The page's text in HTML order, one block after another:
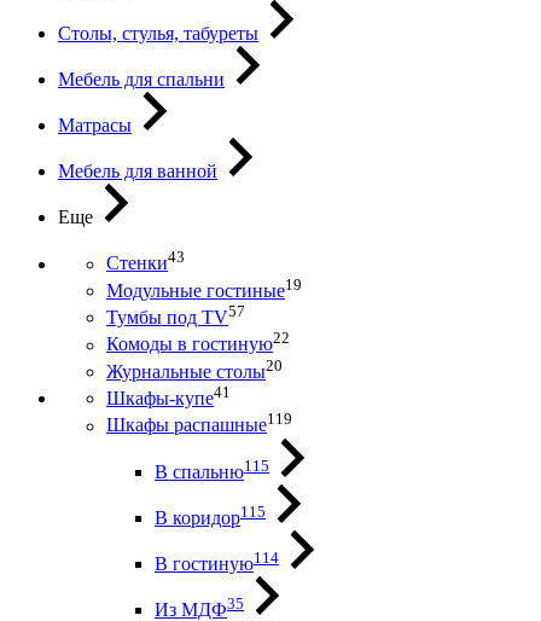
Столы, стулья, табуреты
Мебель для спальни
Матрасы
Мебель для ванной
Еще
Стенки43
Модульные гостиные19
Тумбы под ТV57
Комоды в гостиную22
Журнальные столы20
Шкафы-купе41
Шкафы распашные119
В спальню115
В коридор115
В гостиную114
Из МДФ35